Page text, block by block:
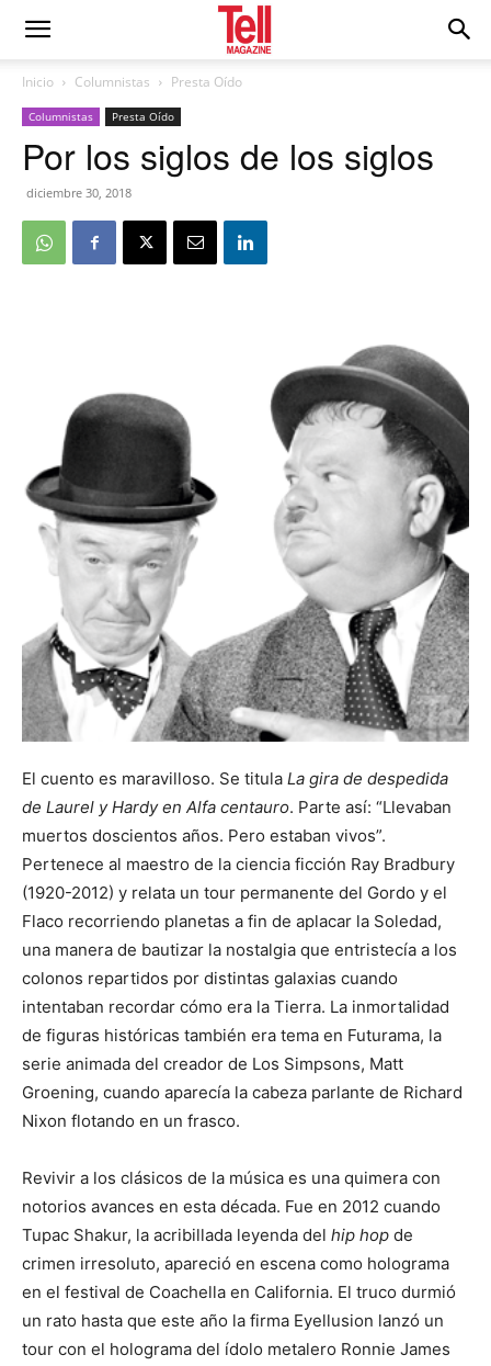
Inicio Columnistas Presta Oído
Columnistas Presta Oído
Por los siglos de los siglos
diciembre 30, 2018
El cuento es maravilloso. Se titula La gira de despedida
de Laurel y Hardy en Alfa centauro. Parte así: “Llevaban
muertos doscientos años. Pero estaban vivos”.
Pertenece al maestro de la ciencia ficción Ray Bradbury
(1920-2012) y relata un tour permanente del Gordo y el
Flaco recorriendo planetas a fin de aplacar la Soledad,
una manera de bautizar la nostalgia que entristecía a los
colonos repartidos por distintas galaxias cuando
intentaban recordar cómo era la Tierra. La inmortalidad
de figuras históricas también era tema en Futurama, la
serie animada del creador de Los Simpsons, Matt
Groening, cuando aparecía la cabeza parlante de Richard
Nixon flotando en un frasco.
Revivir a los clásicos de la música es una quimera con
notorios avances en esta década. Fue en 2012 cuando
Tupac Shakur, la acribillada leyenda del hip hop de
crimen irresoluto, apareció en escena como holograma
en el festival de Coachella en California. El truco durmió
un rato hasta que este año la firma Eyellusion lanzó un
tour con el holograma del ídolo metalero Ronnie James